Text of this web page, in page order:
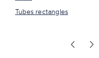
Tubes rectangles